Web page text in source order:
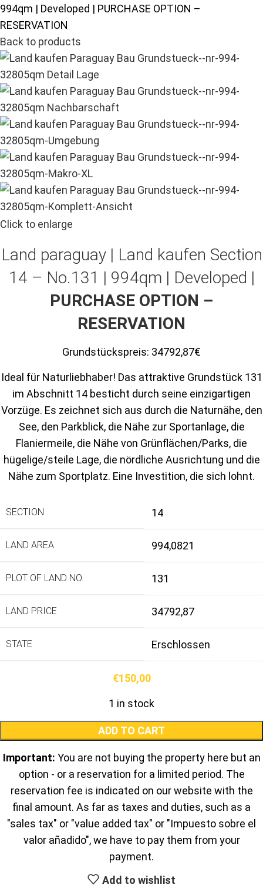
994qm | Developed | PURCHASE OPTION –
RESERVATION
Back to products
Click to enlarge
Land paraguay | Land kaufen Section
14 – No.131 | 994qm | Developed |
PURCHASE OPTION –
RESERVATION
Grundstückspreis: 34792,87€
Ideal für Naturliebhaber! Das attraktive Grundstück 131
im Abschnitt 14 besticht durch seine einzigartigen
Vorzüge. Es zeichnet sich aus durch die Naturnähe, den
See, den Parkblick, die Nähe zur Sportanlage, die
Flaniermeile, die Nähe von Grünflächen/Parks, die
hügelige/steile Lage, die nördliche Ausrichtung und die
Nähe zum Sportplatz. Eine Investition, die sich lohnt.
SECTION 14
LAND AREA 994,0821
PLOT OF LAND NO. 131
LAND PRICE 34792,87
STATE Erschlossen
€150,00
1 in stock
ADD TO CART
Important: You are not buying the property here but an
option - or a reservation for a limited period. The
reservation fee is indicated on our website with the
final amount. As far as taxes and duties, such as a
"sales tax" or "value added tax" or "Impuesto sobre el
valor añadido", we have to pay them from your
payment.
Add to wishlist